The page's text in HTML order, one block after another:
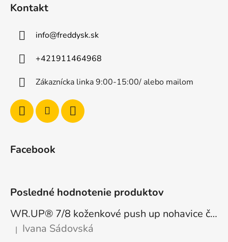
Kontakt
info@freddysk.sk
+421911464968
Zákaznícka linka 9:00-15:00/ alebo mailom
Facebook
Posledné hodnotenie produktov
WR.UP® 7/8 koženkové push up nohavice čierne, vysoký pás RE(MOVE) WRUP4HC006PREC, N
Hodnotenie produktu je 5 z 5 hviezdičiek.
| Ivana Sádovská